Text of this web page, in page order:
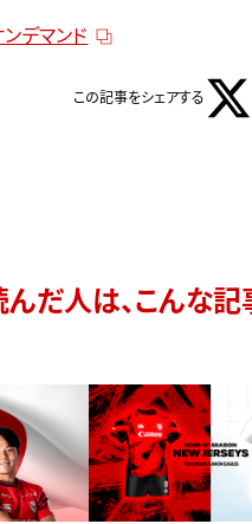
デマンド
この記事をシェアする
だ人は、こんな記